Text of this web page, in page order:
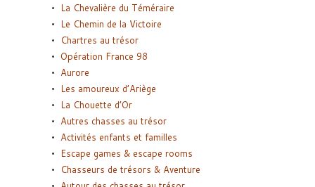
La Chevalière du Téméraire
Le Chemin de la Victoire
Chartres au trésor
Opération France 98
Aurore
Les amoureux d’Ariège
La Chouette d’Or
Autres chasses au trésor
Activités enfants et familles
Escape games & escape rooms
Chasseurs de trésors & Aventure